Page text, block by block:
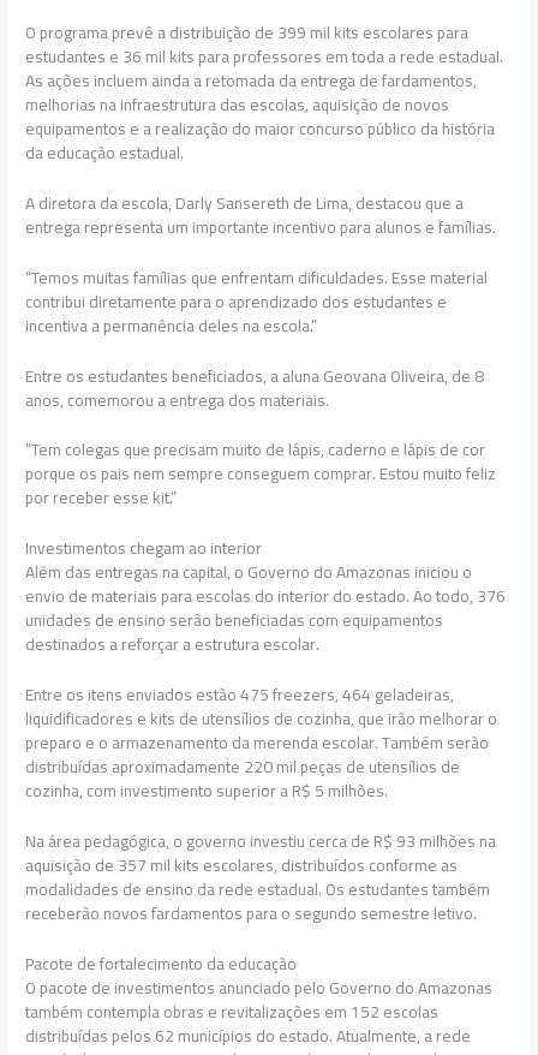
O programa prevê a distribuição de 399 mil kits escolares para
estudantes e 36 mil kits para professores em toda a rede estadual.
As ações incluem ainda a retomada da entrega de fardamentos,
melhorias na infraestrutura das escolas, aquisição de novos
equipamentos e a realização do maior concurso público da história
da educação estadual.
A diretora da escola, Darly Sansereth de Lima, destacou que a
entrega representa um importante incentivo para alunos e famílias.
“Temos muitas famílias que enfrentam dificuldades. Esse material
contribui diretamente para o aprendizado dos estudantes e
incentiva a permanência deles na escola.”
Entre os estudantes beneficiados, a aluna Geovana Oliveira, de 8
anos, comemorou a entrega dos materiais.
“Tem colegas que precisam muito de lápis, caderno e lápis de cor
porque os pais nem sempre conseguem comprar. Estou muito feliz
por receber esse kit.”
Investimentos chegam ao interior
Além das entregas na capital, o Governo do Amazonas iniciou o
envio de materiais para escolas do interior do estado. Ao todo, 376
unidades de ensino serão beneficiadas com equipamentos
destinados a reforçar a estrutura escolar.
Entre os itens enviados estão 475 freezers, 464 geladeiras,
liquidificadores e kits de utensílios de cozinha, que irão melhorar o
preparo e o armazenamento da merenda escolar. Também serão
distribuídas aproximadamente 220 mil peças de utensílios de
cozinha, com investimento superior a R$ 5 milhões.
Na área pedagógica, o governo investiu cerca de R$ 93 milhões na
aquisição de 357 mil kits escolares, distribuídos conforme as
modalidades de ensino da rede estadual. Os estudantes também
receberão novos fardamentos para o segundo semestre letivo.
Pacote de fortalecimento da educação
O pacote de investimentos anunciado pelo Governo do Amazonas
também contempla obras e revitalizações em 152 escolas
distribuídas pelos 62 municípios do estado. Atualmente, a rede